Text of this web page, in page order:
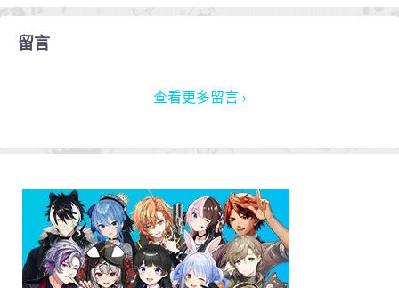
留言
查看更多留言 ›